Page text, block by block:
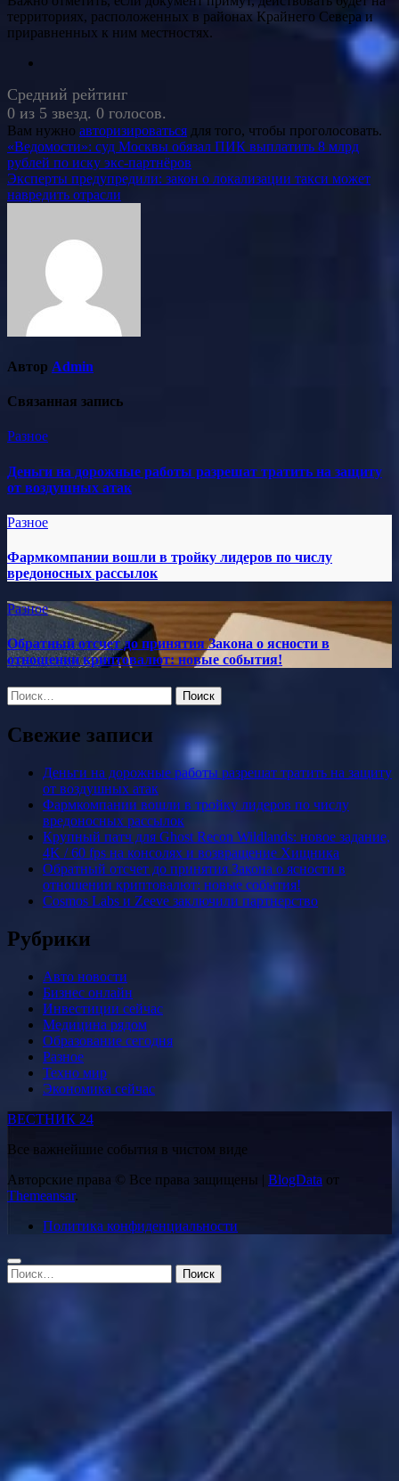
территориях, расположенных в районах Крайнего Севера и
приравненных к ним местностях.
Средний рейтинг
0 из 5 звезд. 0 голосов.
Вам нужно авторизироваться для того, чтобы проголосовать.
Навигация
по
записям
«Ведомости»: суд Москвы обязал ПИК выплатить 8 млрд
рублей по иску экс-партнёров
Эксперты предупредили: закон о локализации такси может
навредить отрасли
Автор Admin
Связанная запись
Разное
Деньги на дорожные работы разрешат тратить на защиту
от воздушных атак
Разное
Фармкомпании вошли в тройку лидеров по числу
вредоносных рассылок
Разное
Обратный отсчет до принятия Закона о ясности в
отношении криптовалют: новые события!
Найти:
Свежие записи
Деньги на дорожные работы разрешат тратить на защиту
от воздушных атак
Фармкомпании вошли в тройку лидеров по числу
вредоносных рассылок
Крупный патч для Ghost Recon Wildlands: новое задание,
4K / 60 fps на консолях и возвращение Хищника
Обратный отсчет до принятия Закона о ясности в
отношении криптовалют: новые события!
Cosmos Labs и Zeeve заключили партнерство
Рубрики
Авто новости
Бизнес онлайн
Инвестиции сейчас
Медицина рядом
Образование сегодня
Разное
Техно мир
Экономика сейчас
ВЕСТНИК 24
Все важнейшие события в чистом виде
Авторские права © Все права защищены | BlogData от
Themeansar.
Политика конфиденциальности
Найти: